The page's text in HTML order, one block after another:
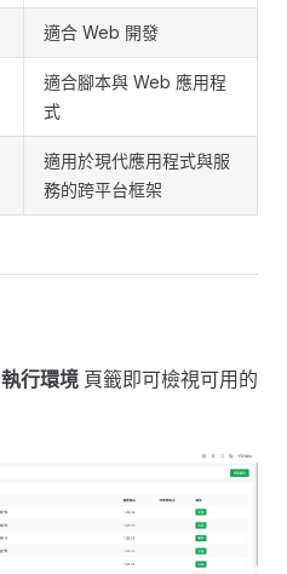
適合 Web 開發
適合腳本與 Web 應用程
式
適用於現代應用程式與服
務的跨平台框架
執行環境 頁籤即可檢視可用的